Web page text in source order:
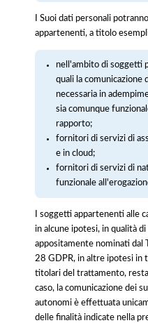
I Suoi dati personali
appartenenti, a titolo
nell'ambito di soggetti
quali la comunicazione
necessaria in
sia comunque
rapporto;
fornitori di servizi di
e in cloud;
fornitori di servizi di
funzionale
I soggetti appartenenti alle
in alcune ipotesi, in qualità
appositamente nominati dal
28 GDPR, in altre ipotesi in
titolari del trattamento,
caso, la comunicazione dei
autonomi è effettuata
delle finalità indicate nella